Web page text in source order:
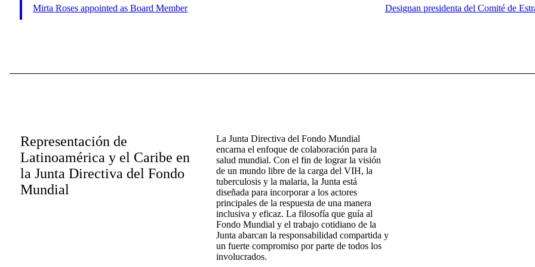
Mirta Roses appointed as Board Member
Designan presidenta del Comité de
Representación de
Latinoamérica y el Caribe en
la Junta Directiva del Fondo
Mundial
La Junta Directiva del Fondo Mundial
encarna el enfoque de colaboración para la
salud mundial. Con el fin de lograr la visión
de un mundo libre de la carga del VIH, la
tuberculosis y la malaria, la Junta está
diseñada para incorporar a los actores
principales de la respuesta de una manera
inclusiva y eficaz. La filosofía que guía al
Fondo Mundial y el trabajo cotidiano de la
Junta abarcan la responsabilidad compartida y
un fuerte compromiso por parte de todos los
involucrados.